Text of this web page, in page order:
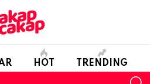
HOT TRENDING